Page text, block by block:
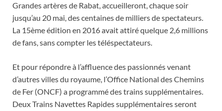
Grandes artères de Rabat, accueilleront, chaque soir
jusqu’au 20 mai, des centaines de milliers de spectateurs.
La 15ème édition en 2016 avait attiré quelque 2,6 millions
de fans, sans compter les téléspectateurs.
Et pour répondre à l’affluence des passionnés venant
d’autres villes du royaume, l’Office National des Chemins
de Fer (ONCF) a programmé des trains supplémentaires.
Deux Trains Navettes Rapides supplémentaires seront